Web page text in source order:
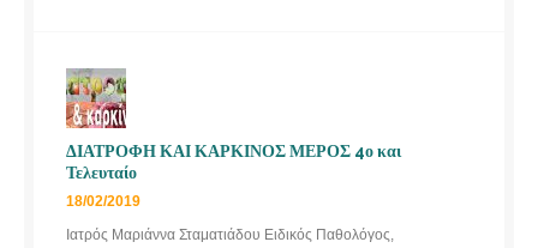
ΔΙΑΤΡΟΦΗ ΚΑΙ ΚΑΡΚΙΝΟΣ ΜΕΡΟΣ 4ο και
Τελευταίο
18/02/2019
Ιατρός Μαριάννα Σταματιάδου Ειδικός Παθολόγος,